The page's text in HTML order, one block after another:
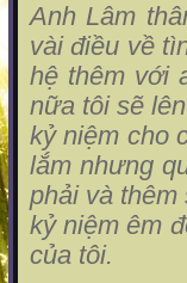
Anh Lâm
vài điều về
hệ thêm với
nữa tôi sẽ
kỷ niệm cho
lắm nhưng
phải và
kỷ niệm êm
của tôi.